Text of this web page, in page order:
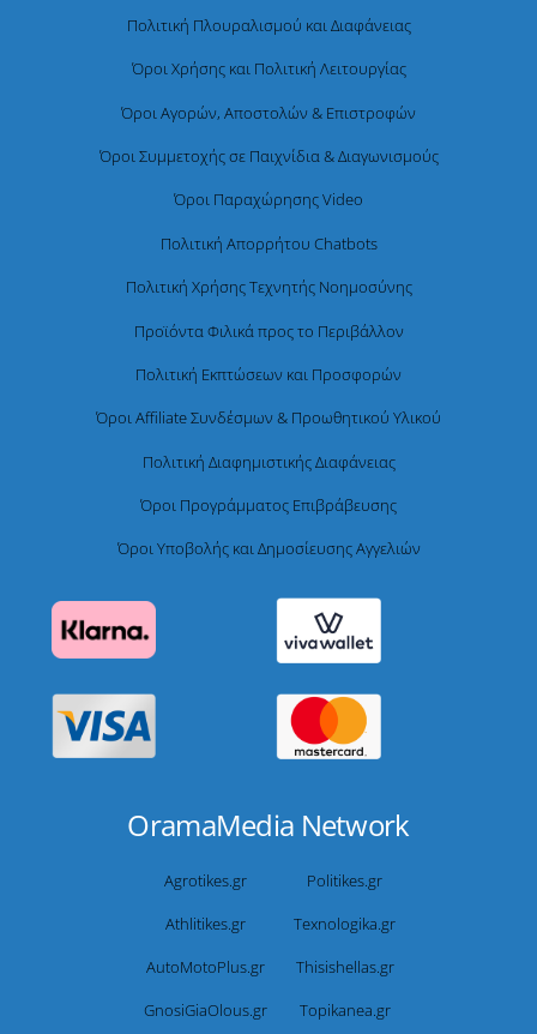
Πολιτική Πλουραλισμού και Διαφάνειας
Όροι Χρήσης και Πολιτική Λειτουργίας
Όροι Αγορών, Αποστολών & Επιστροφών
Όροι Συμμετοχής σε Παιχνίδια & Διαγωνισμούς
Όροι Παραχώρησης Video
Πολιτική Απορρήτου Chatbots
Πολιτική Χρήσης Τεχνητής Νοημοσύνης
Προϊόντα Φιλικά προς το Περιβάλλον
Πολιτική Εκπτώσεων και Προσφορών
Όροι Affiliate Συνδέσμων & Προωθητικού Υλικού
Πολιτική Διαφημιστικής Διαφάνειας
Όροι Προγράμματος Επιβράβευσης
Όροι Υποβολής και Δημοσίευσης Αγγελιών
OramaMedia Network
Agrotikes.gr
Politikes.gr
Athlitikes.gr
Texnologika.gr
AutoMotoPlus.gr
Thisishellas.gr
GnosiGiaOlous.gr
Topikanea.gr